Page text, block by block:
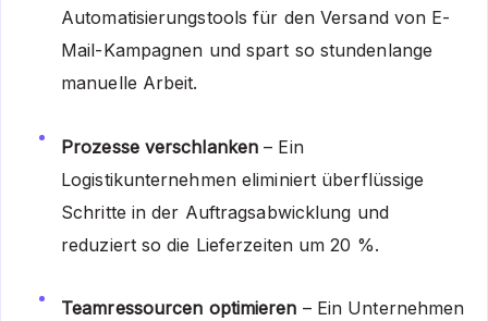
Automatisierungstools für den Versand von E-
Mail-Kampagnen und spart so stundenlange
manuelle Arbeit.
Prozesse verschlanken – Ein
Logistikunternehmen eliminiert überflüssige
Schritte in der Auftragsabwicklung und
reduziert so die Lieferzeiten um 20 %.
Teamressourcen optimieren – Ein Unternehmen